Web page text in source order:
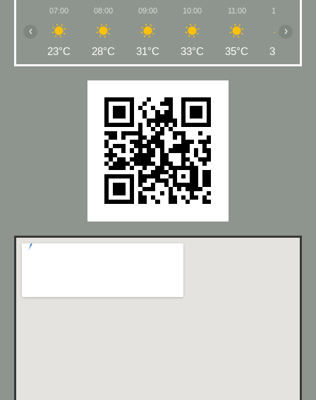
07:00
23°C
08:00
28°C
09:00
31°C
10:00
33°C
11:00
35°C
12:00
37°C
‹ ›